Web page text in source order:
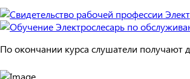
По окончании курса слушатели получают